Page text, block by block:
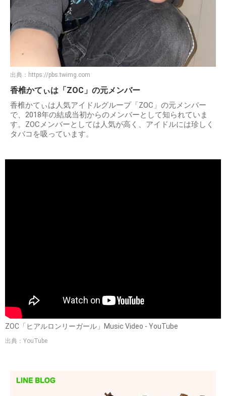
出典： https://pbs.twimg.com
香椎かてぃは「ZOC」の元メンバー
香椎かてぃは人気アイドルグループ「ZOC」の元メンバー
で、2018年の結成当初からのメンバーとして知られていま
す。ZOCメンバーとしては人気が高く、アイドルには珍しく
タバコを吸っています。
ZOC「ヒアルロンリーガール」Music Video - YouTube
出典：YouTube